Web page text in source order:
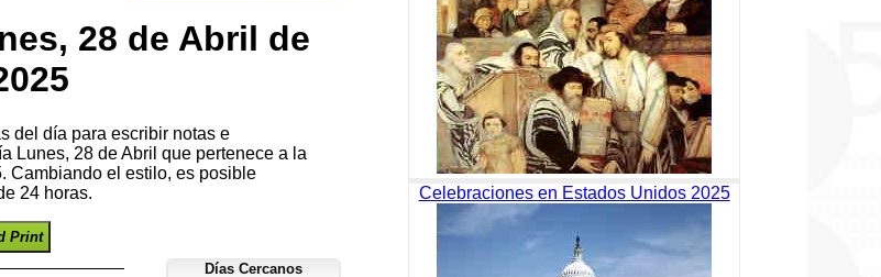
28 de Abril de
del día para escribir notas e
Lunes, 28 de Abril que pertenece a la
Cambiando el estilo, es posible
24 horas.
Print
Días Cercanos
Celebraciones en Estados Unidos 2025